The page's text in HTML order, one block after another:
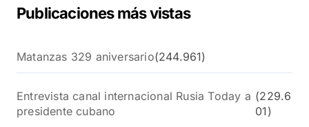
Publicaciones más vistas
Matanzas 329 aniversario(244.961)
Entrevista canal internacional Rusia Today a
presidente cubano
(229.6
01)